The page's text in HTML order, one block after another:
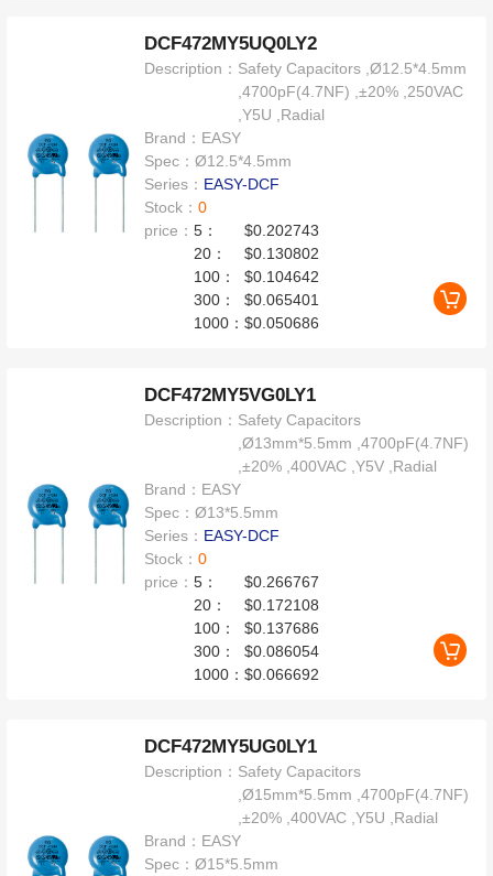
DCF472MY5UQ0LY2
Description： Safety Capacitors ,Ø12.5*4.5mm
,4700pF(4.7NF) ,±20% ,250VAC
,Y5U ,Radial
Brand： EASY
Spec：Ø12.5*4.5mm
Series： EASY-DCF
Stock：0
price：5：
$0.202743
20：
$0.130802
100：
$0.104642
300：
$0.065401
1000：$0.050686
DCF472MY5VG0LY1
Description： Safety Capacitors
,Ø13mm*5.5mm ,4700pF(4.7NF)
,±20% ,400VAC ,Y5V ,Radial
Brand： EASY
Spec：Ø13*5.5mm
Series： EASY-DCF
Stock：0
price：5：
$0.266767
20：
$0.172108
100：
$0.137686
300：
$0.086054
1000：$0.066692
DCF472MY5UG0LY1
Description： Safety Capacitors
,Ø15mm*5.5mm ,4700pF(4.7NF)
,±20% ,400VAC ,Y5U ,Radial
Brand： EASY
Spec：Ø15*5.5mm